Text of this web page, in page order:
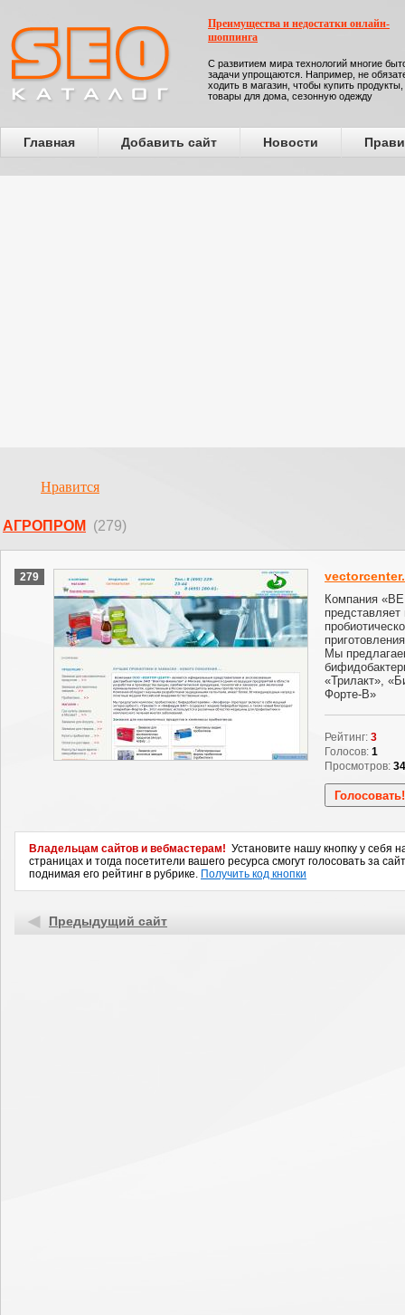
Преимущества и недостатки онлайн-
шоппинга
С развитием мира технологий многие
задачи упрощаются. Например, не
ходить в магазин, чтобы купить продукты,
товары для дома, сезонную одежду
Главная Добавить сайт Новости
Нравится
АГРОПРОМ (279)
279
Компания
Мы
«Трилакт»,
Форте-В»
Рейтинг: 3
Голосов: 1
Просмотров:
Владельцам сайтов и вебмастерам! Установите нашу кнопку у себя
страницах и тогда посетители вашего ресурса смогут голосовать за
поднимая его рейтинг в рубрике. Получить код кнопки
Предыдущий сайт